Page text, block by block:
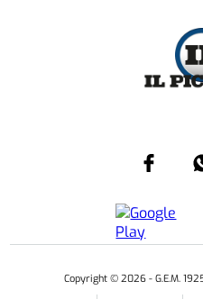
Copyright © 2026 - G.E.M.